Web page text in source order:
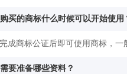
买的商标什么时候可以开始使用
成商标公证后即可使用商标，一
要准备哪些资料？